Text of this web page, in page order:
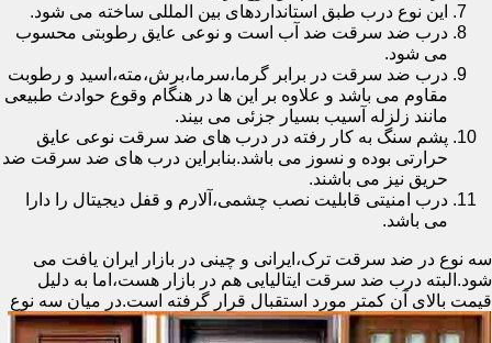
این نوع درب طبق استانداردهای بین المللی ساخته می شود.
درب ضد سرقت ضد آب است و نوعی عایق رطوبتی محسوب
می شود.
درب ضد سرقت در برابر گرما،سرما،برش،مته،اسید و رطوبت
مقاوم می باشد و علاوه بر این ها در هنگام وقوع حوادث طبیعی
مانند زلزله آسیب بسیار جزئی می بیند.
پشم سنگ به کار رفته در درب های ضد سرقت نوعی عایق
حرارتی بوده و نسوز می باشد.بنابراین درب های ضد سرقت ضد
حریق نیز می باشند.
درب امنیتی قابلیت نصب چشمی،آلارم و قفل دیجیتال را دارا
می باشد.
سه نوع در ضد سرقت ترک،ایرانی و چینی در بازار ایران یافت می
شود.البته درب ضد سرقت ایتالیایی هم در بازار هست،اما به دلیل
قیمت بالای آن کمتر مورد استقبال قرار گرفته است.در میان سه نوع